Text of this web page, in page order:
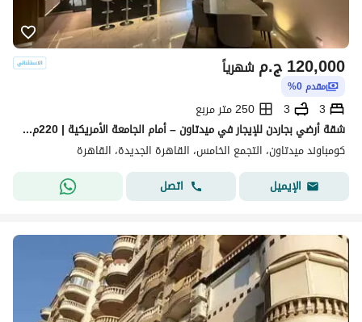
ج.م120,000 شهرياً
مقدم 0%
3
3
250 متر مربع
شقة أرضي بجاردن للإيجار في ميدتاون – أمام الجامعة الأمريكية | 220م + جاردن 100م
كومباوند ميدتاون، التجمع الخامس، القاهرة الجديدة، القاهرة
الإيميل
اتصل